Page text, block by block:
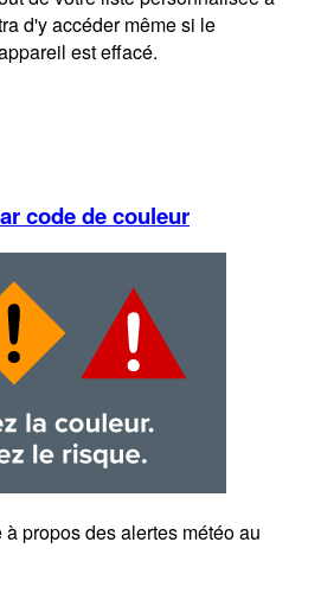
d'y accéder même si le
est effacé.
code de couleur
propos des alertes météo au